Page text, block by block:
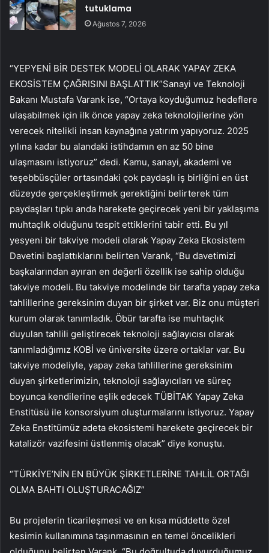
tutuklama
Ağustos 7, 2026
“YEPYENİ BİR DESTEK MODELİ OLARAK YAPAY ZEKA
EKOSİSTEM ÇAĞRISINI BAŞLATTIK”Sanayi ve Teknoloji
Bakanı Mustafa Varank ise, “Ortaya koyduğumuz hedeflere
ulaşabilmek için ilk önce yapay zeka teknolojilerine yön
verecek nitelikli insan kaynağına yatırım yapıyoruz. 2025
yılına kadar bu alandaki istihdamın en az 50 bine
ulaşmasını istiyoruz” dedi. Kamu, sanayi, akademi ve
teşebbüsçüler ortasındaki çok paydaşlı iş birliğini en üst
düzeyde gerçekleştirmek gerektiğini belirterek tüm
paydaşları tıpkı anda harekete geçirecek yeni bir yaklaşıma
muhtaçlık olduğunu tespit ettiklerini tabir etti. Bu yıl
yesyeni bir takviye modeli olarak Yapay Zeka Ekosistem
Davetini başlattıklarını belirten Varank, “Bu davetimizi
başkalarından ayıran en değerli özellik ise sahip olduğu
takviye modeli. Bu takviye modelinde bir tarafta yapay zeka
tahlillerine gereksinim duyan bir şirket var. Biz onu müşteri
kurum olarak tanımladık. Öbür tarafta ise muhtaçlık
duyulan tahlili geliştirecek teknoloji sağlayıcısı olarak
tanımladığımız KOBİ ve üniversite üzere ortaklar var. Bu
takviye modeliyle, yapay zeka tahlillerine gereksinim
duyan şirketlerimizin, teknoloji sağlayıcıları ve süreç
boyunca kendilerine eşlik edecek TÜBİTAK Yapay Zeka
Enstitüsü ile konsorsiyum oluşturmalarını istiyoruz. Yapay
Zeka Enstitümüz adeta ekosistemi harekete geçirecek bir
katalizör vazifesini üstlenmiş olacak” diye konuştu.
“TÜRKİYE’NİN EN BÜYÜK ŞİRKETLERİNE TAHLİL ORTAĞI
OLMA BAHTI OLUŞTURACAĞIZ”
Bu projelerin ticarileşmesi ve en kısa müddette özel
kesimin kullanımına taşınmasının en temel öncelikleri